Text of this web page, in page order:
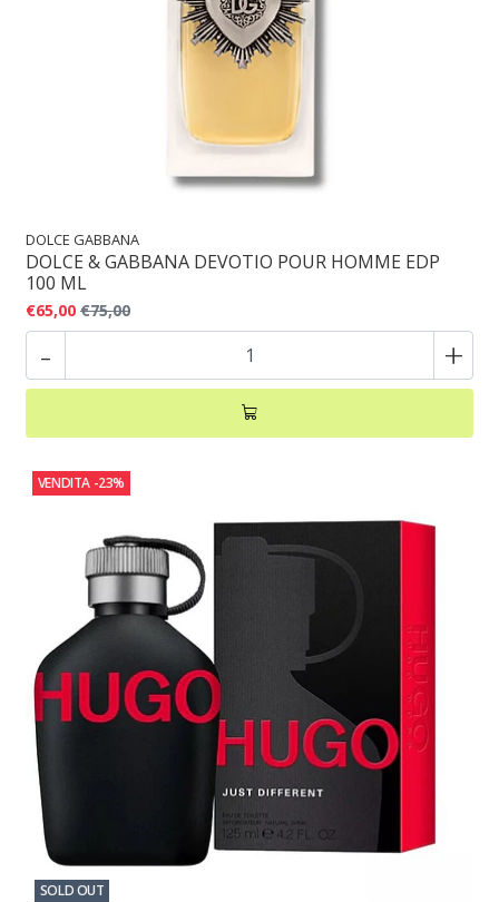
DOLCE GABBANA
DOLCE & GABBANA DEVOTIO POUR HOMME EDP
100 ML
€65,00 €75,00
- +
VENDITA -23%
SOLD OUT